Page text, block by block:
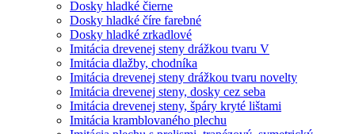
Dosky hladké čierne
Dosky hladké číre farebné
Dosky hladké zrkadlové
Imitácia drevenej steny drážkou tvaru V
Imitácia dlažby, chodníka
Imitácia drevenej steny drážkou tvaru novelty
Imitácia drevenej steny, dosky cez seba
Imitácia drevenej steny, špáry kryté lištami
Imitácia kramblovaného plechu